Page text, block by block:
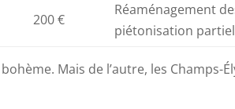
200 €
Réaménagement
piétonisation
Mais de l’autre, les Champs-